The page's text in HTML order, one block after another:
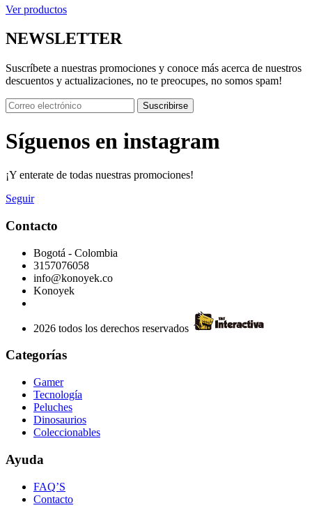
Ver productos
NEWSLETTER
Suscríbete a nuestras promociones y conoce más acerca de nuestros
descuentos y actualizaciones, no te preocupes, no somos spam!
Suscribirse
Síguenos en instagram
¡Y enterate de todas nuestras promociones!
Seguir
Contacto
Bogotá - Colombia
3157076058
info@konoyek.co
Konoyek
2026 todos los derechos reservados
Categorías
Gamer
Tecnología
Peluches
Dinosaurios
Coleccionables
Ayuda
FAQ’S
Contacto